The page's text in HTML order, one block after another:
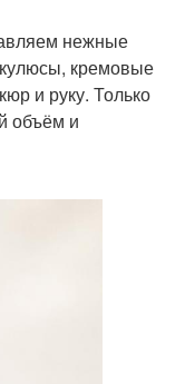
нежные
кремовые
и руку. Только
объём и